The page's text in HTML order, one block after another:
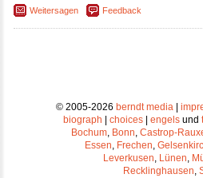
Weitersagen Feedback
© 2005-2026 berndt media|
biograph
choices engels und
Bochum, Bonn, Castrop-
Essen, Frechen,
Leverkusen, Lünen,
Recklinghausen,